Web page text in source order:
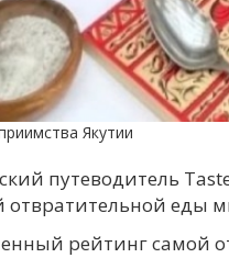
Якутии
путеводитель
отвратительной еды
рейтинг самой